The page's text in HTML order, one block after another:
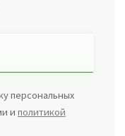
персональных
и политикой